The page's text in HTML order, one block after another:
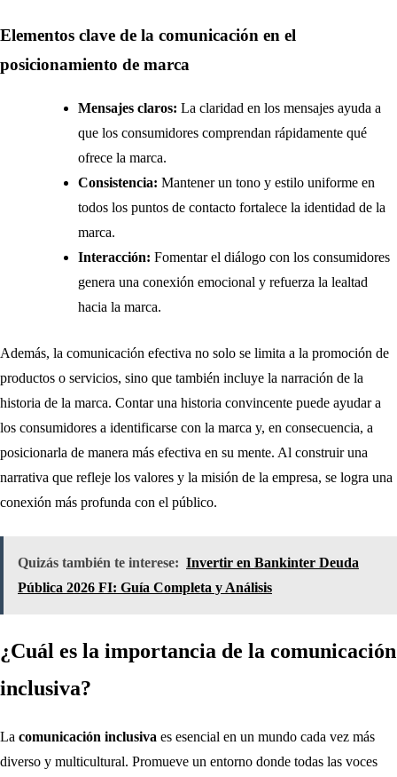
Elementos clave de la comunicación en el
posicionamiento de marca
Mensajes claros: La claridad en los mensajes ayuda a
que los consumidores comprendan rápidamente qué
ofrece la marca.
Consistencia: Mantener un tono y estilo uniforme en
todos los puntos de contacto fortalece la identidad de la
marca.
Interacción: Fomentar el diálogo con los consumidores
genera una conexión emocional y refuerza la lealtad
hacia la marca.
Además, la comunicación efectiva no solo se limita a la promoción de
productos o servicios, sino que también incluye la narración de la
historia de la marca. Contar una historia convincente puede ayudar a
los consumidores a identificarse con la marca y, en consecuencia, a
posicionarla de manera más efectiva en su mente. Al construir una
narrativa que refleje los valores y la misión de la empresa, se logra una
conexión más profunda con el público.
Quizás también te interese: Invertir en Bankinter Deuda
Pública 2026 FI: Guía Completa y Análisis
¿Cuál es la importancia de la comunicación
inclusiva?
La comunicación inclusiva es esencial en un mundo cada vez más
diverso y multicultural. Promueve un entorno donde todas las voces